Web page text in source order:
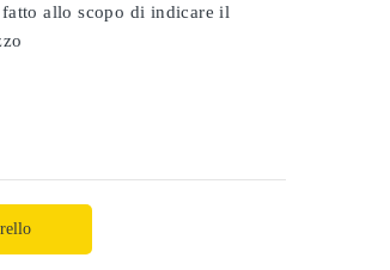
allo scopo di indicare il